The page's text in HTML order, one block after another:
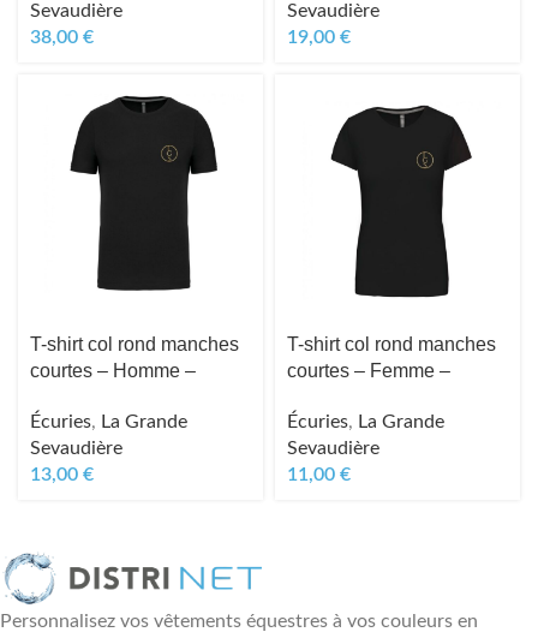
Sevaudière
38,00 €
Sevaudière
19,00 €
T-shirt col rond manches
courtes – Homme –
Écuries, La Grande
Sevaudière
13,00 €
T-shirt col rond manches
courtes – Femme –
Écuries, La Grande
Sevaudière
11,00 €
Personnalisez vos vêtements équestres à vos couleurs en